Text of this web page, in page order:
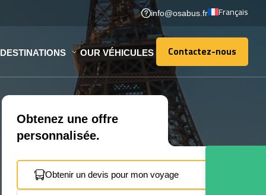
info@osabus.fr Français
DESTINATIONS OUR VÉHICULES Contactez-nous
Contactez-nous
Obtenez une offre
personnalisée.
Obtenir un devis pour mon voyage